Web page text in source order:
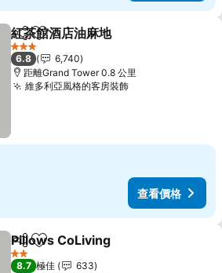
分享 放到收藏夾
紅茶館酒店油麻地
3 星級
6.8
6,740
距離Grand Tower 0.8 公里
維多利亞風格的客房裝飾查看價格
查看價格
分享 放到收藏夾
Pillows CoLiving
2 星級
8.7 極佳
633